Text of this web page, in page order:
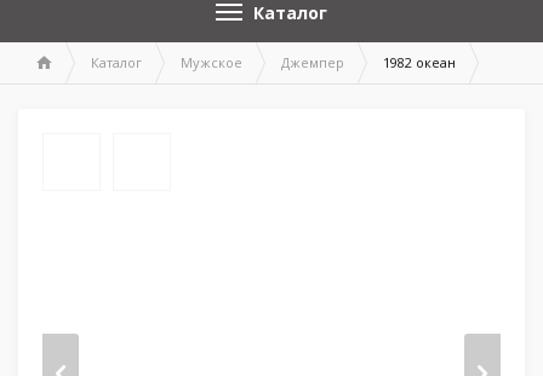
Каталог
Каталог Мужское Джемпер 1982 океан